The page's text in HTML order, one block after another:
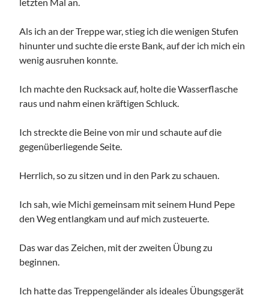
Als ich an der Treppe war, stieg ich die wenigen Stufen
hinunter und suchte die erste Bank, auf der ich mich ein
wenig ausruhen konnte.
Ich machte den Rucksack auf, holte die Wasserflasche
raus und nahm einen kräftigen Schluck.
Ich streckte die Beine von mir und schaute auf die
gegenüberliegende Seite.
Herrlich, so zu sitzen und in den Park zu schauen.
Ich sah, wie Michi gemeinsam mit seinem Hund Pepe
den Weg entlangkam und auf mich zusteuerte.
Das war das Zeichen, mit der zweiten Übung zu
beginnen.
Ich hatte das Treppengeländer als ideales Übungsgerät